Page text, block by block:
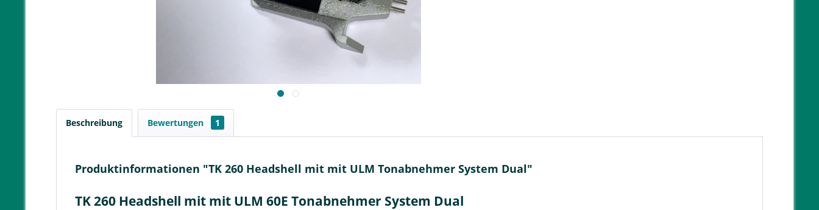
Beschreibung Bewertungen 1
Produktinformationen "TK 260 Headshell mit mit ULM Tonabnehmer System Dual"
TK 260 Headshell mit mit ULM 60E Tonabnehmer System Dual